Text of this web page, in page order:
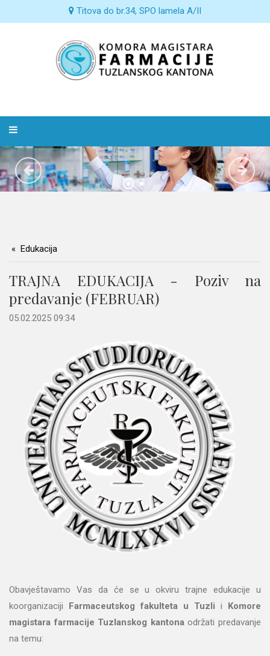
Titova do br.34, SPO lamela A/II
Edukacija
TRAJNA EDUKACIJA - Poziv na
predavanje (FEBRUAR)
05.02.2025 09:34
Obavještavamo Vas da će se u okviru trajne edukacije u
koorganizaciji Farmaceutskog fakulteta u Tuzli i Komore
magistara farmacije Tuzlanskog kantonaodržati predavanje
na temu: